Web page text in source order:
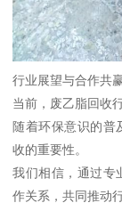
行业展望与合作共
当前，废乙脂回收
随着环保意识的普
收的重要性。
我们相信，通过专
作关系，共同推动